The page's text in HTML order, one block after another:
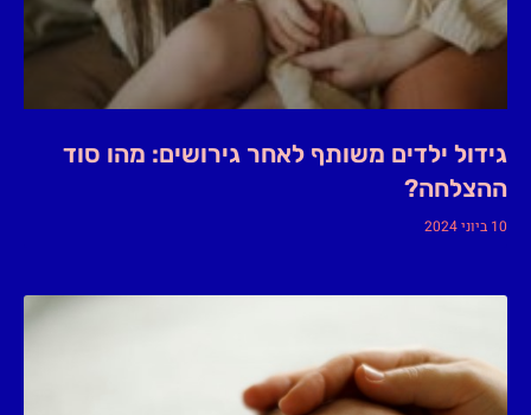
גידול ילדים משותף לאחר גירושים: מהו סוד
ההצלחה?
10 ביוני 2024